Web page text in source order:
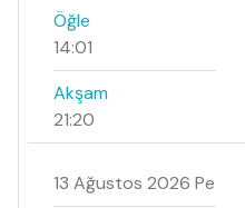
Öğle
14:01
Akşam
21:20
13 Ağustos 2026 Pe